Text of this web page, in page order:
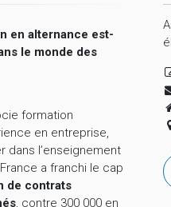
en alternance est-
le monde des
formation
en entreprise,
dans l’enseignement
a franchi le cap
de contrats
, contre 300 000 en